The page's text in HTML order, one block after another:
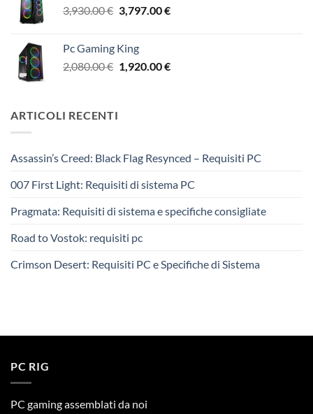
2,940.00 €.2,850.00 €.
3,930.00€ Il
era:
3,930.00 €.
3,797.00€Il
3,797.00 €.
Pc Gaming King
2,080.00€ Il
1,920.00€Il
ARTICOLI RECENTI
Assassin’s Creed: Black Flag Resynced – Requisiti PC
007 First Light: Requisiti di sistema PC
Pragmata: Requisiti di sistema e specifiche consigliate
Road to Vostok: requisiti pc
Crimson Desert: Requisiti PC e Specifiche di Sistema
PC RIG
PC gaming assemblati da noi